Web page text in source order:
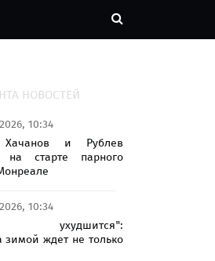
НОВОСТЕЙ
10:34
Хачанов и Рублев
на старте парного
10:34
ухудшится":
зимой ждет не только